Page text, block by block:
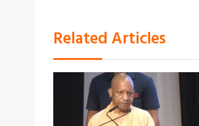
Related Articles